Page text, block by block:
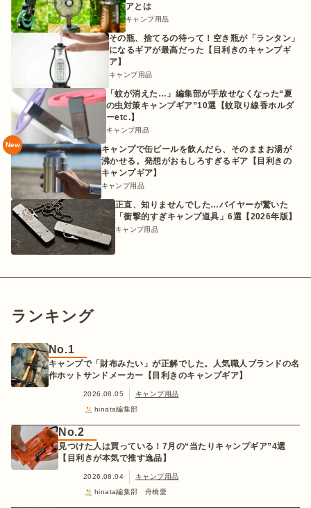
アとは
キャンプ用品
その瓶、捨てるの待って！空き瓶が「ランタン」
になるギアが最高だった【目利きのキャンプギ
ア】
キャンプ用品
「蚊が消えた…」編集部が手放せなくなった“夏
の虫対策キャンプギア”10選【蚊取り線香ホルダ
ーetc.】
キャンプ用品
New
キャンプで缶ビールを飲んだら、そのままお湯が
沸かせる。発想がおもしろすぎるギア【目利きの
キャンプギア】
キャンプ用品
正直、知りませんでした…バイヤーが驚いた
「衝撃的すぎキャンプ道具」6選【2026年版】
キャンプ用品
ランキング
No.1
キャンプで「財布みたい」が正解でした。人気職人ブランドの名
作ホットサンドメーカー【目利きのキャンプギア】
2026.08.05
キャンプ用品
hinata編集部
No.2
見つけた人は買っている！7月の“当たりキャンプギア”4選
【目利きが本気で推す逸品】
2026.08.04
キャンプ用品
hinata編集部 舟橋愛